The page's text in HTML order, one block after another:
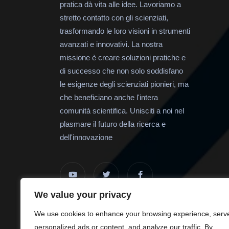
We value your privacy
We use cookies to enhance your browsing experience,
personalized ads or content, and analyze our traffic. By
pratica dà vita alle idee. Lavoriamo a
stretto contatto con gli scienziati,
trasformando le loro visioni in strumenti
avanzati e innovativi. La nostra
missione è creare soluzioni pratiche e
di successo che non solo soddisfano
le esigenze degli scienziati pionieri, ma
che beneficiano anche l'intera
comunità scientifica. Unisciti a noi nel
plasmare il futuro della ricerca e
dell'innovazione